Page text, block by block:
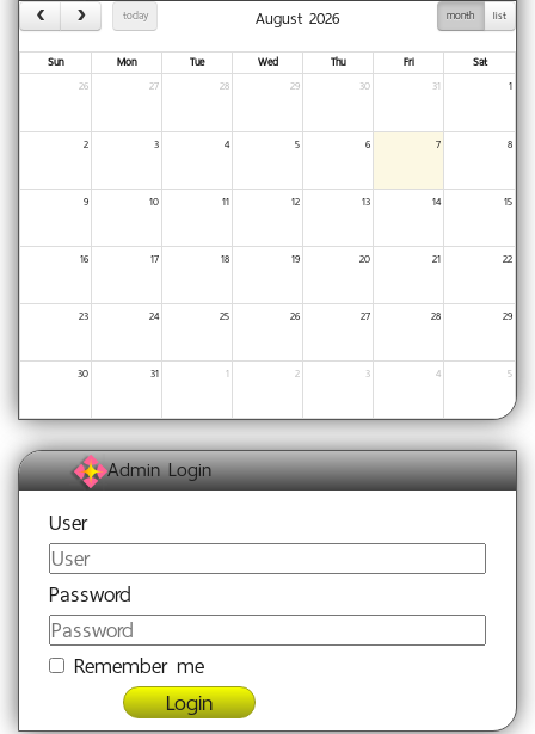
today month list
August 2026
Sun Mon Tue Wed Thu Fri
Sat
26
27 28 29 30 31 1
2 3 4 5 6 7 8
9 10 11 12 13 14 15
16 17 18 19 20 21 22
23 24 25 26 27 28 29
30 31 1 2 3 4 5
Admin Login
User
Password
Remember me
Login